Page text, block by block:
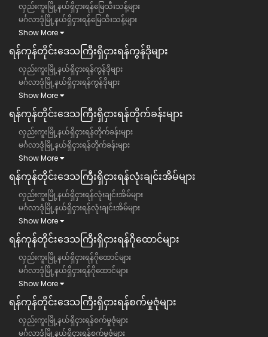
လှည်းကူးမြို့နယ်ရှိငှားရန်မြေသီးသန့်များ
မင်္ဂလာဒုံမြို့နယ်ရှိငှားရန်မြေသီးသန့်များ
Show More
ရန်ကုန်တိုင်းဒေသကြီး​​ရှိငှားရန်ကွန်ဒိုများ
လှည်းကူးမြို့နယ်ရှိငှားရန်ကွန်ဒိုများ
မင်္ဂလာဒုံမြို့နယ်ရှိငှားရန်ကွန်ဒိုများ
Show More
ရန်ကုန်တိုင်းဒေသကြီး​​ရှိငှားရန်တိုက်ခန်းများ
လှည်းကူးမြို့နယ်ရှိငှားရန်တိုက်ခန်းများ
မင်္ဂလာဒုံမြို့နယ်ရှိငှားရန်တိုက်ခန်းများ
Show More
ရန်ကုန်တိုင်းဒေသကြီး​​ရှိငှားရန်လုံးချင်းအိမ်များ
လှည်းကူးမြို့နယ်ရှိငှားရန်လုံးချင်းအိမ်များ
မင်္ဂလာဒုံမြို့နယ်ရှိငှားရန်လုံးချင်းအိမ်များ
Show More
ရန်ကုန်တိုင်းဒေသကြီး​​ရှိငှားရန်ဂိုထောင်များ
လှည်းကူးမြို့နယ်ရှိငှားရန်ဂိုထောင်များ
မင်္ဂလာဒုံမြို့နယ်ရှိငှားရန်ဂိုထောင်များ
Show More
ရန်ကုန်တိုင်းဒေသကြီး​​ရှိငှားရန်စက်မှုဇုံများ
လှည်းကူးမြို့နယ်ရှိငှားရန်စက်မှုဇုံများ
မင်္ဂလာဒုံမြို့နယ်ရှိငှားရန်စက်မှုဇုံများ